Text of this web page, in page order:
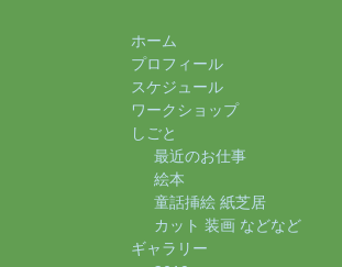
ホーム
プロフィール
スケジュール
ワークショップ
しごと
最近のお仕事
絵本
童話挿絵 紙芝居
カット 装画 などなど
ギャラリー